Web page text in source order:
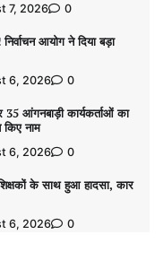
7, 2026 0
आयोग ने दिया बड़ा
6, 2026 0
आंगनबाड़ी कार्यकर्ताओं का
किए नाम
6, 2026 0
के साथ हुआ हादसा, कार
6, 2026 0